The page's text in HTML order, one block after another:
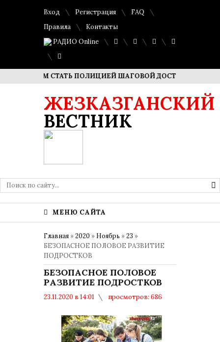
Вход Регистрация
FAQ
Правила
Контакты
РАДИО Online
СТАТЬ ПОЛИЦИЕЙ ШАГОВОЙ ДОСТУПНОСТИ»
ЖЕЗКАЗГАНСКИЙ
ВЕСТНИК
МЕНЮ САЙТА
Главная »2020 » Ноябрь »23 »
БЕЗОПАСНОЕ ПОЛОВОЕ РАЗВИТИЕ
ПОДРОСТКОВ
БЕЗОПАСНОЕ ПОЛОВОЕ
РАЗВИТИЕ ПОДРОСТКОВ
23.11.2020 в 14:01
просмотров: 686